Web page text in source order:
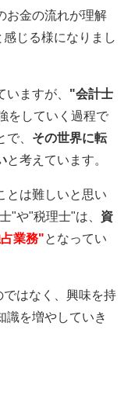
お金の流れが理解
じる様になりまし
ますが、 "会計士
をしていく過程で
、 その世界に転
と考えています。
とは難しいと思い
"や"税理士"は、 資
業務" となってい
はなく、興味を持
識を増やしていき